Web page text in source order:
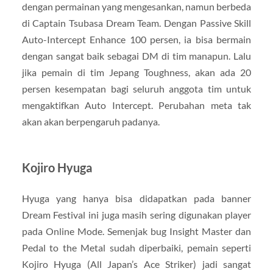
dengan permainan yang mengesankan, namun berbeda
di Captain Tsubasa Dream Team. Dengan Passive Skill
Auto-Intercept Enhance 100 persen, ia bisa bermain
dengan sangat baik sebagai DM di tim manapun. Lalu
jika pemain di tim Jepang Toughness, akan ada 20
persen kesempatan bagi seluruh anggota tim untuk
mengaktifkan Auto Intercept. Perubahan meta tak
akan akan berpengaruh padanya.
Kojiro Hyuga
Hyuga yang hanya bisa didapatkan pada banner
Dream Festival ini juga masih sering digunakan player
pada Online Mode. Semenjak bug Insight Master dan
Pedal to the Metal sudah diperbaiki, pemain seperti
Kojiro Hyuga (All Japan’s Ace Striker) jadi sangat